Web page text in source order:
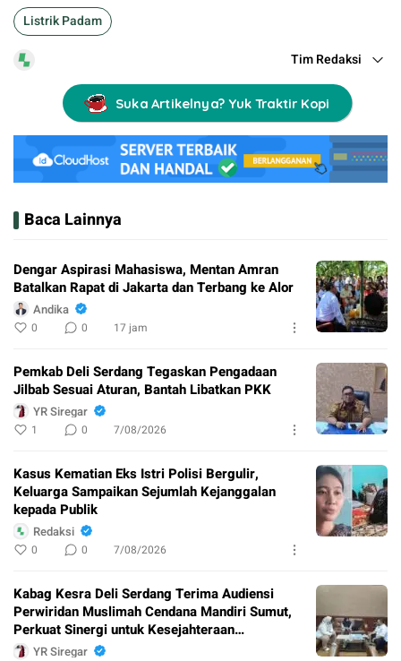
Listrik Padam
Tim Redaksi
Suka Artikelnya? Yuk Traktir Kopi
Baca Lainnya
Dengar Aspirasi Mahasiswa, Mentan Amran
Batalkan Rapat di Jakarta dan Terbang ke Alor
Andika
0 0 17 jam
Pemkab Deli Serdang Tegaskan Pengadaan
Jilbab Sesuai Aturan, Bantah Libatkan PKK
YR Siregar
1 0 7/08/2026
Kasus Kematian Eks Istri Polisi Bergulir,
Keluarga Sampaikan Sejumlah Kejanggalan
kepada Publik
Redaksi
0 0 7/08/2026
Kabag Kesra Deli Serdang Terima Audiensi
Perwiridan Muslimah Cendana Mandiri Sumut,
Perkuat Sinergi untuk Kesejahteraan
Masyarakat
YR Siregar